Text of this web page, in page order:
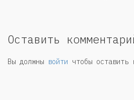
Оставить
Вы должны войти чтобы оставить